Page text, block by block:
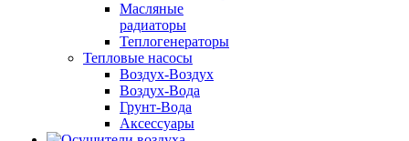
Масляные
радиаторы
Теплогенераторы
Тепловые насосы
Воздух-Воздух
Воздух-Вода
Грунт-Вода
Аксессуары